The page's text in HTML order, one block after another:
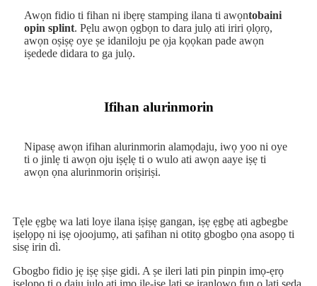
Awọn fidio ti fihan ni ibẹrẹ stamping ilana ti awọntobaini
opin splint. Pẹlu awọn ọgbọn to dara julọ ati iriri ọlọrọ,
awọn oṣiṣẹ oye ṣe idaniloju pe ọja kọọkan pade awọn
iṣedede didara to ga julọ.
Ifihan alurinmorin
Nipasẹ awọn ifihan alurinmorin alamọdaju, iwọ yoo ni oye
ti o jinlẹ ti awọn oju iṣẹlẹ ti o wulo ati awọn aaye iṣẹ ti
awọn ọna alurinmorin oriṣiriṣi.
Tẹle ẹgbẹ wa lati loye ilana iṣiṣẹ gangan, iṣẹ ẹgbẹ ati agbegbe
iṣelọpọ ni iṣẹ ojoojumọ, ati ṣafihan ni otitọ gbogbo ọna asopọ ti
sisẹ irin dì.
Gbogbo fidio jẹ iṣẹ ṣiṣe gidi. A ṣe ileri lati pin pinpin imọ-ẹrọ
iṣelọpọ ti o daju julọ ati imọ ile-iṣẹ lati ṣe iranlọwọ fun ọ lati ṣẹda